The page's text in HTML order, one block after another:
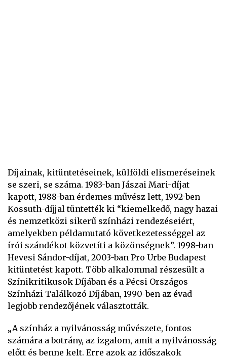
Díjainak, kitüntetéseinek, külföldi elismeréseinek
se szeri, se száma. 1983-ban Jászai Mari-díjat
kapott, 1988-ban érdemes művész lett, 1992-ben
Kossuth-díjjal tüntették ki “kiemelkedő, nagy hazai
és nemzetközi sikerű színházi rendezéseiért,
amelyekben példamutató következetességgel az
írói szándékot közvetíti a közönségnek”. 1998-ban
Hevesi Sándor-díjat, 2003-ban Pro Urbe Budapest
kitüntetést kapott. Több alkalommal részesült a
Színikritikusok Díjában és a Pécsi Országos
Színházi Találkozó Díjában, 1990-ben az évad
legjobb rendezőjének választották.
„A színház a nyilvánosság művészete, fontos
számára a botrány, az izgalom, amit a nyilvánosság
előtt és benne kelt. Erre azok az időszakok